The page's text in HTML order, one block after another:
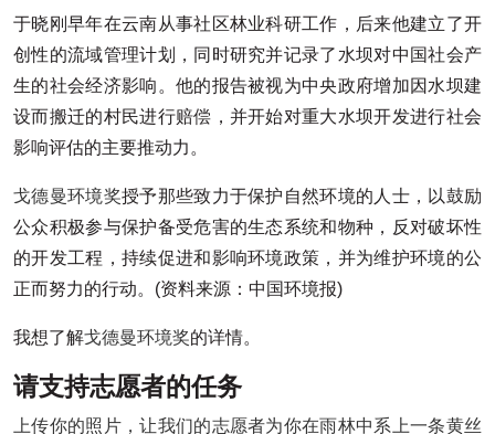
于晓刚早年在云南从事社区林业科研工作，后来他建立了开
创性的流域管理计划，同时研究并记录了水坝对中国社会产
生的社会经济影响。他的报告被视为中央政府增加因水坝建
设而搬迁的村民进行赔偿，并开始对重大水坝开发进行社会
影响评估的主要推动力。
戈德曼环境奖授予那些致力于保护自然环境的人士，以鼓励
公众积极参与保护备受危害的生态系统和物种，反对破坏性
的开发工程，持续促进和影响环境政策，并为维护环境的公
正而努力的行动。(资料来源：中国环境报)
我想了解戈德曼环境奖的详情。
请支持志愿者的任务
上传你的照片，让我们的志愿者为你在雨林中系上一条黄丝